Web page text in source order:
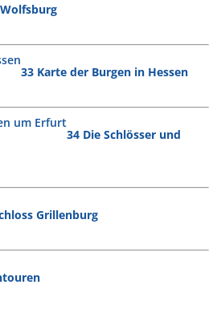
33 Karte der Burgen in Hessen
34 Die Schlösser und
Grillenburg